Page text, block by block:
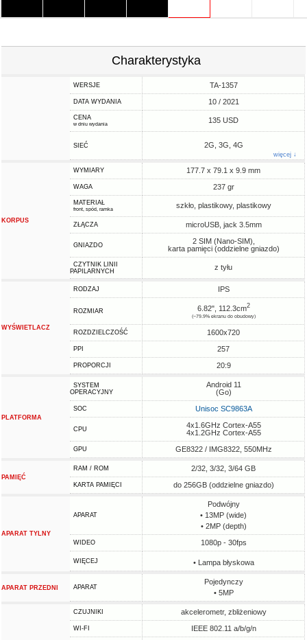
Charakterystyka
WERSJE TA-1357
DATA WYDANIA 10 / 2021
CENA
w dniu wydania 135 USD
SIEĆ 2G, 3G, 4G
więcej ↓
KORPUS
WYMIARY 177.7 x 79.1 x 9.9 mm
WAGA 237 gr
MATERIAŁ
front, spód, ramka szkło, plastikowy, plastikowy
ZŁĄCZA microUSB, jack 3.5mm
GNIAZDO
2 SIM (Nano-SIM),
karta pamięci (oddzielne gniazdo)
CZYTNIK LINII
PAPILARNYCH
z tyłu
WYŚWIETLACZ
RODZAJ IPS
ROZMIAR 6.82", 112.3cm2
(~79.9% ekranu do obudowy)
ROZDZIELCZOŚĆ 1600x720
PPI 257
PROPORCJI 20:9
PLATFORMA
SYSTEM
OPERACYJNY
Android 11
(Go)
SOC Unisoc SC9863A
CPU
4x1.6GHz Cortex-A55
4x1.2GHz Cortex-A55
GPU GE8322 / IMG8322, 550MHz
PAMIĘĆ
RAM / ROM 2/32, 3/32, 3/64 GB
KARTA PAMIĘCI do 256GB (oddzielne gniazdo)
APARAT TYLNY
APARAT
Podwójny
• 13MP (wide)
• 2MP (depth)
WIDEO 1080p - 30fps
WIĘCEJ • Lampa błyskowa
APARAT PRZEDNI APARAT
Pojedynczy
• 5MP
CZUJNIKI akcelerometr, zbliżeniowy
WI-FI IEEE 802.11 a/b/g/n